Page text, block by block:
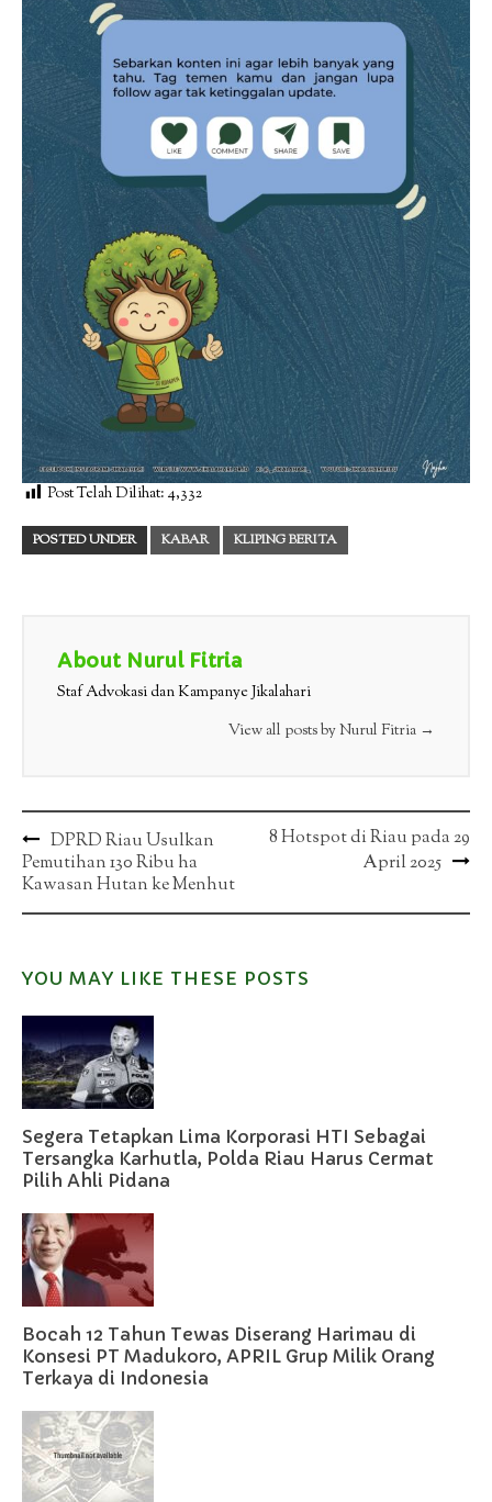
Post Telah Dilihat: 4,332
POSTED UNDER KABAR KLIPING BERITA
About Nurul Fitria
Staf Advokasi dan Kampanye Jikalahari
View all posts by Nurul Fitria →
Post
navigation
DPRD Riau Usulkan
Pemutihan 130 Ribu ha
Kawasan Hutan ke Menhut
8 Hotspot di Riau pada 29
April 2025
YOU MAY LIKE THESE POSTS
Segera Tetapkan Lima Korporasi HTI Sebagai
Tersangka Karhutla, Polda Riau Harus Cermat
Pilih Ahli Pidana
Bocah 12 Tahun Tewas Diserang Harimau di
Konsesi PT Madukoro, APRIL Grup Milik Orang
Terkaya di Indonesia